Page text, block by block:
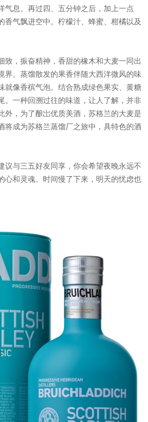
气息。再过四、五分钟之后，加上一点
香气飘进空中。柠檬汁、蜂蜜、柑橘以及
致，振奋精神，香甜的橡木和大麦一同出
界。蒸馏散发的果香伴随大西洋微风的味
就像香槟气泡。结合熟成绿色果实、黄糖
。一种回溯过往的味道，让人了解，并非
外，为了酿岀优质美酒，苏格兰的大麦是
将成为苏格兰蒸馏厂之旅中，具特色的酒
议与三五好友同享，你会希望夜晚永远不
心和灵魂。时间慢了下来，明天的忧虑也